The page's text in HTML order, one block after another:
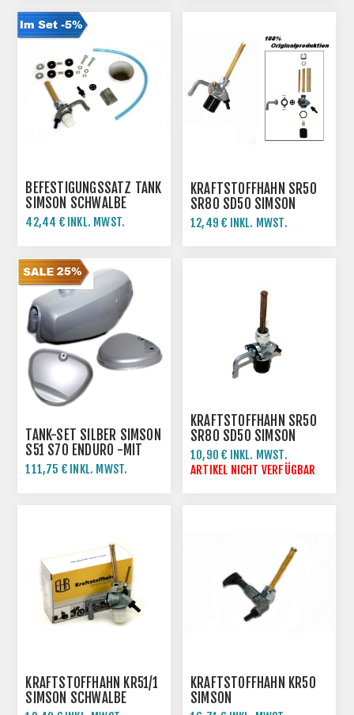
BEFESTIGUNGSSATZ TANK
SIMSON SCHWALBE
KR51/1 KR51/2
42,44 € INKL. MWST.
KRAFTSTOFFHAHN SR50
SR80 SD50 SIMSON
ROLLER
12,49 € INKL. MWST.
TANK-SET SILBER SIMSON
S51 S70 ENDURO -MIT
SEITENDECKEL
111,75 € INKL. MWST.
KRAFTSTOFFHAHN SR50
SR80 SD50 SIMSON
ROLLER
10,90 € INKL. MWST.
ARTIKEL NICHT VERFÜGBAR
KRAFTSTOFFHAHN KR51/1
SIMSON SCHWALBE
KRAFTSTOFFHAHN KR50
SIMSON